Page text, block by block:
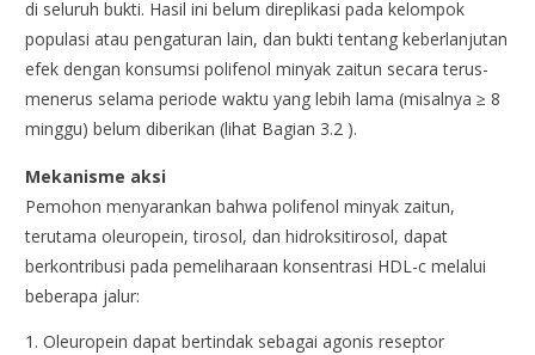
di seluruh bukti. Hasil ini belum direplikasi pada kelompok
populasi atau pengaturan lain, dan bukti tentang keberlanjutan
efek dengan konsumsi polifenol minyak zaitun secara terus-
menerus selama periode waktu yang lebih lama (misalnya ≥ 8
minggu) belum diberikan (lihat Bagian 3.2 ).
Mekanisme aksi
Pemohon menyarankan bahwa polifenol minyak zaitun,
terutama oleuropein, tirosol, dan hidroksitirosol, dapat
berkontribusi pada pemeliharaan konsentrasi HDL-c melalui
beberapa jalur:
Oleuropein dapat bertindak sebagai agonis reseptor